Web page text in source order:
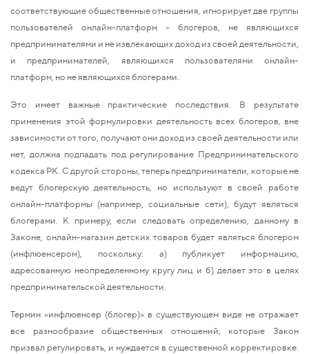
соответствующие общественные отношения, игнорирует две группы
пользователей онлайн-платформ – блогеров, не являющихся
предпринимателями и не извлекающих доход из своей деятельности,
и предпринимателей, являющихся пользователями онлайн-
платформ, но не являющихся блогерами.
Это имеет важные практические последствия. В результате
применения этой формулировки деятельность всех блогеров, вне
зависимости от того, получают они доход из своей деятельности или
нет, должна подпадать под регулирование Предпринимательского
кодекса РК. С другой стороны, теперь предприниматели, которые не
ведут блогерскую деятельность, но используют в своей работе
онлайн-платформы (например, социальные сети), будут являться
блогерами. К примеру, если следовать определению, данному в
Законе, онлайн-магазин детских товаров будет являться блогером
(инфлюенсером), поскольку: а) публикует информацию,
адресованную неопределенному кругу лиц и б) делает это в целях
предпринимательской деятельности.
Термин «инфлюенсер (блогер)» в существующем виде не отражает
все разнообразие общественных отношений, которые Закон
призвал регулировать, и нуждается в существенной корректировке.